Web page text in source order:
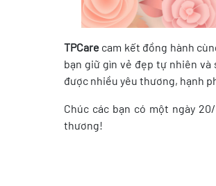
TPCare cam kết đồng hành
bạn giữ gìn vẻ đẹp tự nhiên và
được nhiều yêu thương, hạnh
Chúc các bạn có một ngày
thương!